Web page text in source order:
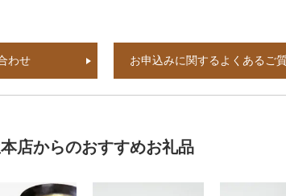
わせ お申込みに関するよくあるご
店からのおすすめお礼品